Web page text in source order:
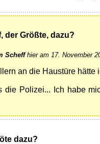
der Größte, dazu?
Scheffhier am 17. November
an die Haustüre hätte
die Polizei... Ich habe
dazu?